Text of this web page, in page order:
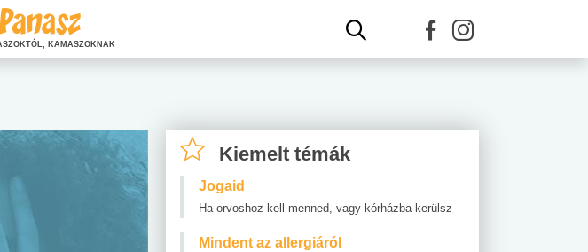
Kiemelt témák
Jogaid
Ha orvoshoz kell menned, vagy kórházba kerülsz
Mindent az allergiáról
KAMASZOKNAK